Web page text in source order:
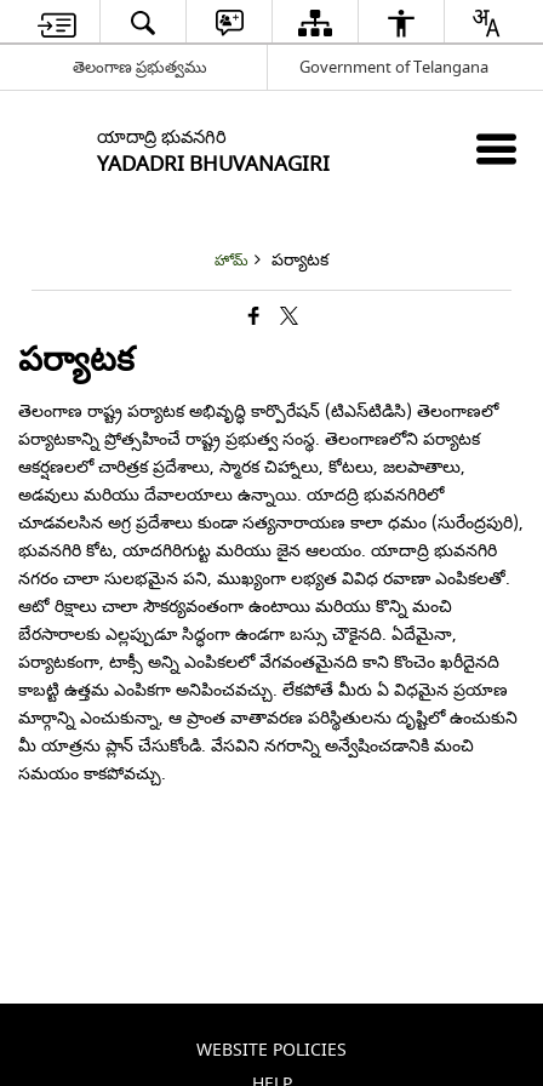
తెలంగాణ ప్రభుత్వము Government of Telangana
యాదాద్రి భువనగిరి
YADADRI BHUVANAGIRI
హోమ్ పర్యాటక
పర్యాటక
తెలంగాణ రాష్ట్ర పర్యాటక అభివృద్ధి కార్పొరేషన్ (టిఎస్‌టిడిసి) తెలంగాణలో
పర్యాటకాన్ని ప్రోత్సహించే రాష్ట్ర ప్రభుత్వ సంస్థ. తెలంగాణలోని పర్యాటక
ఆకర్షణలలో చారిత్రక ప్రదేశాలు, స్మారక చిహ్నాలు, కోటలు, జలపాతాలు,
అడవులు మరియు దేవాలయాలు ఉన్నాయి. యాదద్రి భువనగిరిలో
చూడవలసిన అగ్ర ప్రదేశాలు కుండా సత్యనారాయణ కాలా ధమం (సురేంద్రపురి),
భువనగిరి కోట, యాదగిరిగుట్ట మరియు జైన ఆలయం. యాదాద్రి భువనగిరి
నగరం చాలా సులభమైన పని, ముఖ్యంగా లభ్యత వివిధ రవాణా ఎంపికలతో.
ఆటో రిక్షాలు చాలా సౌకర్యవంతంగా ఉంటాయి మరియు కొన్ని మంచి
బేరసారాలకు ఎల్లప్పుడూ సిద్ధంగా ఉండగా బస్సు చౌకైనది. ఏదేమైనా,
పర్యాటకంగా, టాక్సీ అన్ని ఎంపికలలో వేగవంతమైనది కాని కొంచెం ఖరీదైనది
కాబట్టి ఉత్తమ ఎంపికగా అనిపించవచ్చు. లేకపోతే మీరు ఏ విధమైన ప్రయాణ
మార్గాన్ని ఎంచుకున్నా, ఆ ప్రాంత వాతావరణ పరిస్థితులను దృష్టిలో ఉంచుకుని
మీ యాత్రను ప్లాన్ చేసుకోండి. వేసవిని నగరాన్ని అన్వేషించడానికి మంచి
సమయం కాకపోవచ్చు.
WEBSITE POLICIES